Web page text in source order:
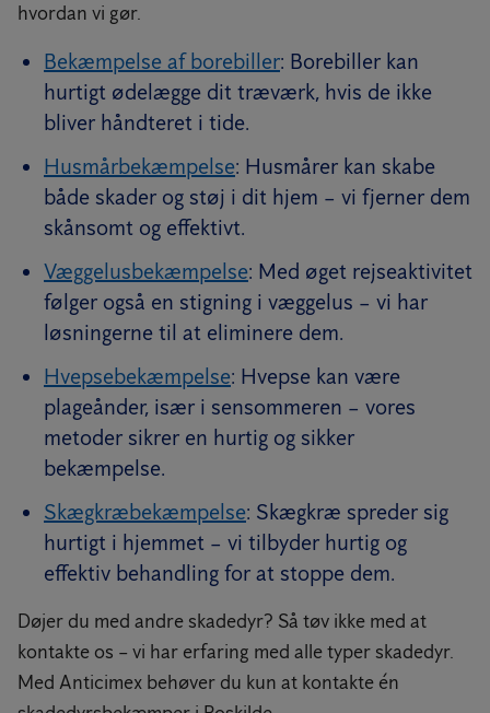
hvordan vi gør.
Bekæmpelse af borebiller: Borebiller kan
hurtigt ødelægge dit træværk, hvis de ikke
bliver håndteret i tide.
Husmårbekæmpelse: Husmårer kan skabe
både skader og støj i dit hjem – vi fjerner dem
skånsomt og effektivt.
Væggelusbekæmpelse: Med øget rejseaktivitet
følger også en stigning i væggelus – vi har
løsningerne til at eliminere dem.
Hvepsebekæmpelse: Hvepse kan være
plageånder, især i sensommeren – vores
metoder sikrer en hurtig og sikker
bekæmpelse.
Skægkræbekæmpelse: Skægkræ spreder sig
hurtigt i hjemmet – vi tilbyder hurtig og
effektiv behandling for at stoppe dem.
Døjer du med andre skadedyr? Så tøv ikke med at
kontakte os – vi har erfaring med alle typer skadedyr.
Med Anticimex behøver du kun at kontakte én